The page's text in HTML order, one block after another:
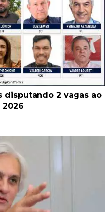
disputando 2 vagas ao
2026